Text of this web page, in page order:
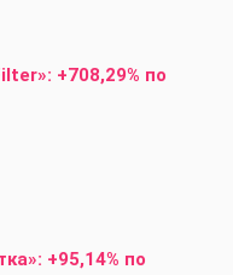
+708,29% по
+95,14% по